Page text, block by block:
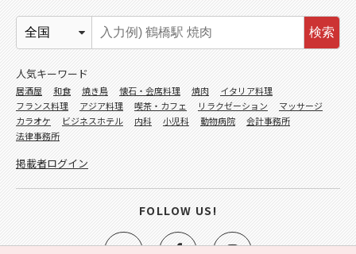
検索
人気キーワード
居酒屋 和食 焼き鳥 懐石・会席料理 焼肉
イタリア料理
フランス料理
アジア料理 喫茶・カフェ リラクゼーション
マッサージ
カラオケ
ビジネスホテル 内科 小児科 動物病院
会計事務所
法律事務所
掲載者ログイン
FOLLOW US!